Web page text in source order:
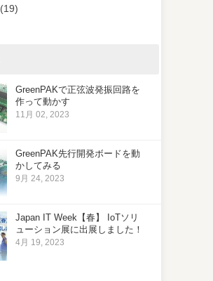
(19)
GreenPAKで正弦波発振回路を
作って動かす
11月 02, 2023
GreenPAK先行開発ボードを動
かしてみる
9月 24, 2023
Japan IT Week【春】 IoTソリ
ューション展に出展しました！
4月 19, 2023